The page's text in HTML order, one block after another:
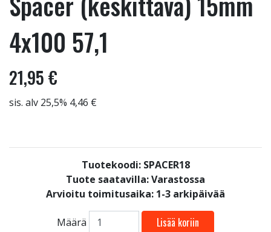
4x100 57,1
21,95 €
sis. alv 25,5% 4,46 €
Tuotekoodi: SPACER18
Tuote saatavilla:Varastossa
Arvioitu toimitusaika: 1-3 arkipäivää
Määrä Lisää koriin